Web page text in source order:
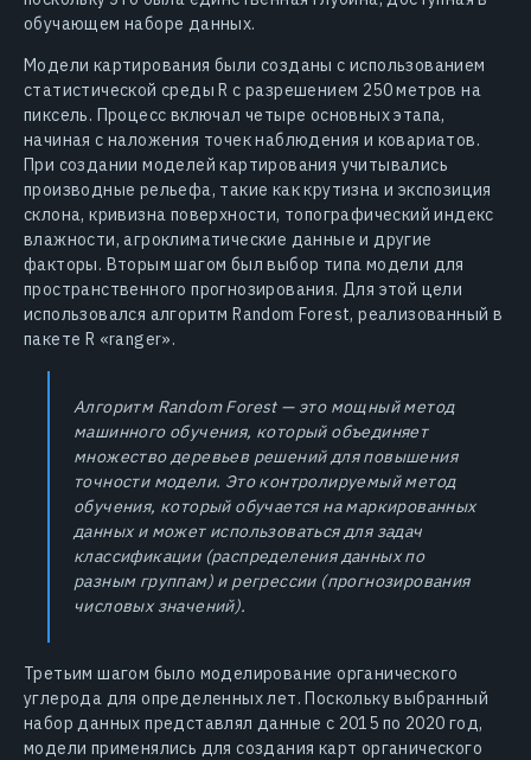
обучающем наборе данных.
Модели картирования были созданы с использованием
статистической среды R с разрешением 250 метров на
пиксель. Процесс включал четыре основных этапа,
начиная с наложения точек наблюдения и ковариатов.
При создании моделей картирования учитывались
производные рельефа, такие как крутизна и экспозиция
склона, кривизна поверхности, топографический индекс
влажности, агроклиматические данные и другие
факторы. Вторым шагом был выбор типа модели для
пространственного прогнозирования. Для этой цели
использовался алгоритм Random Forest, реализованный в
пакете R «ranger».
Алгоритм Random Forest — это мощный метод
машинного обучения, который объединяет
множество деревьев решений для повышения
точности модели. Это контролируемый метод
обучения, который обучается на маркированных
данных и может использоваться для задач
классификации (распределения данных по
разным группам) и регрессии (прогнозирования
числовых значений).
Третьим шагом было моделирование органического
углерода для определенных лет. Поскольку выбранный
набор данных представлял данные с 2015 по 2020 год,
модели применялись для создания карт органического